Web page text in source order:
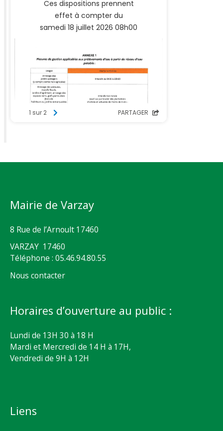
Mairie de Varzay
8 Rue de l’Arnoult 17460
VARZAY 17460
Téléphone : 05.46.94.80.55
Nous contacter
Horaires d’ouverture au public :
Lundi de 13H 30 à 18 H
Mardi et Mercredi de 14 H à 17H,
Vendredi de 9H à 12H
Liens